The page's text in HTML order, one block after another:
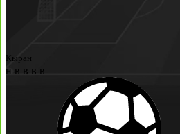
Кыран
н в в в в